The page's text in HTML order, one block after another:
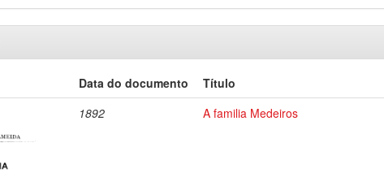
Data do documento Título
1892
A familia Medeiros